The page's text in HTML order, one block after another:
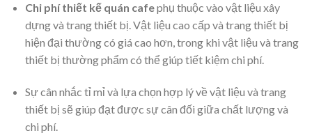
Chi phí thiết kế quán cafephụ thuộc vào vật liệu xây
dựng và trang thiết bị. Vật liệu cao cấp và trang thiết bị
hiện đại thường có giá cao hơn, trong khi vật liệu và trang
thiết bị thường phẩm có thể giúp tiết kiệm chi phí.
Sự cân nhắc tỉ mỉ và lựa chọn hợp lý về vật liệu và trang
thiết bị sẽ giúp đạt được sự cân đối giữa chất lượng và
chi phí.